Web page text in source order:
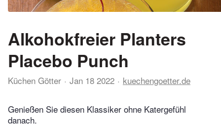
Alkohokfreier Planters
Placebo Punch
Küchen Götter Jan 18 2022 kuechengoetter.de
Genießen Sie diesen Klassiker ohne Katergefühl
danach.